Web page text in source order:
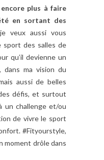
plus à faire
en sortant des
veux aussi vous
sport des salles de
qu’il devienne un
dans ma vision du
aussi de belles
défis, et surtout
un challenge et/ou
de vivre le sport
#Fityourstyle,
moment drôle dans